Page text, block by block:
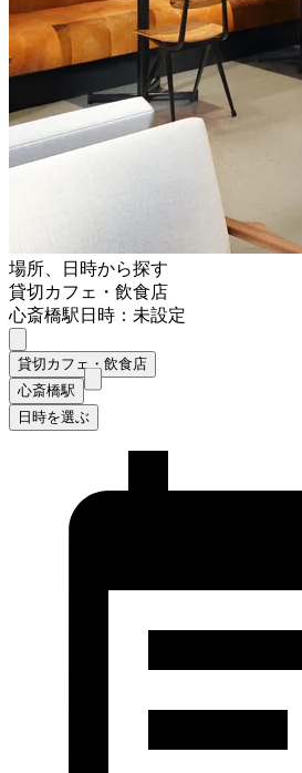
場所、日時から探す
貸切カフェ・飲食店
心斎橋駅日時：未設定
貸切カフェ・飲食店
心斎橋駅
日時を選ぶ